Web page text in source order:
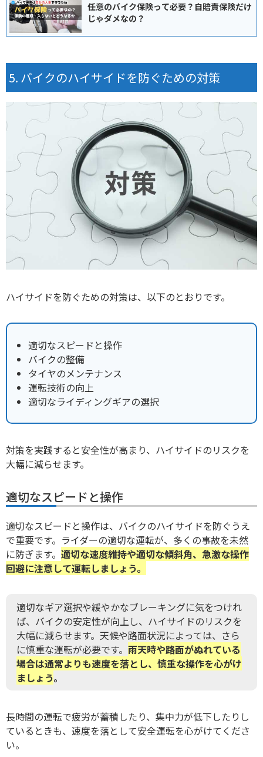
任意のバイク保険って必要？自賠責保険だけ
じゃダメなの？
バイクのハイサイドを防ぐための対策
ハイサイドを防ぐための対策は、以下のとおりです。
適切なスピードと操作
バイクの整備
タイヤのメンテナンス
運転技術の向上
適切なライディングギアの選択
対策を実践すると安全性が高まり、ハイサイドのリスクを
大幅に減らせます。
適切なスピードと操作
適切なスピードと操作は、バイクのハイサイドを防ぐうえ
で重要です。ライダーの適切な運転が、多くの事故を未然
に防ぎます。 適切な速度維持や適切な傾斜角、急激な操作
回避に注意して運転しましょう。
適切なギア選択や緩やかなブレーキングに気をつけれ
ば、バイクの安定性が向上し、ハイサイドのリスクを
大幅に減らせます。天候や路面状況によっては、さら
に慎重な運転が必要です。 雨天時や路面がぬれている
場合は通常よりも速度を落とし、慎重な操作を心がけ
ましょう。
長時間の運転で疲労が蓄積したり、集中力が低下したりし
ているときも、速度を落として安全運転を心がけてくださ
い。